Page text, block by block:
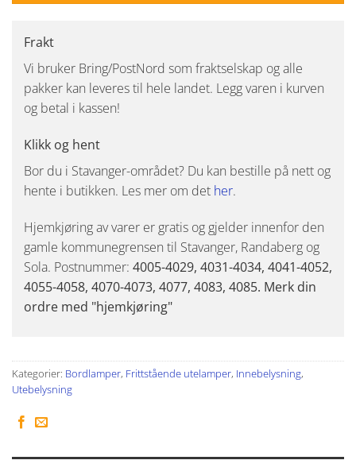
Frakt
Vi bruker Bring/PostNord som fraktselskap og alle
pakker kan leveres til hele landet. Legg varen i kurven
og betal i kassen!
Klikk og hent
Bor du i Stavanger-området? Du kan bestille på nett og
hente i butikken. Les mer om det her.
Hjemkjøring av varer er gratis og gjelder innenfor den
gamle kommunegrensen til Stavanger, Randaberg og
Sola. Postnummer: 4005-4029, 4031-4034, 4041-4052,
4055-4058, 4070-4073, 4077, 4083, 4085. Merk din
ordre med "hjemkjøring"
Kategorier: Bordlamper, Frittstående utelamper, Innebelysning,
Utebelysning